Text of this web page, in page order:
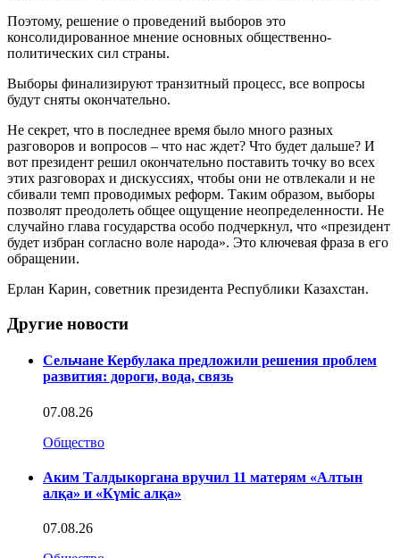
Поэтому, решение о проведений выборов это
консолидированное мнение основных общественно-
политических сил страны.
Выборы финализируют транзитный процесс, все вопросы
будут сняты окончательно.
Не секрет, что в последнее время было много разных
разговоров и вопросов – что нас ждет? Что будет дальше? И
вот президент решил окончательно поставить точку во всех
этих разговорах и дискуссиях, чтобы они не отвлекали и не
сбивали темп проводимых реформ. Таким образом, выборы
позволят преодолеть общее ощущение неопределенности. Не
случайно глава государства особо подчеркнул, что «президент
будет избран согласно воле народа». Это ключевая фраза в его
обращении.
Ерлан Карин, советник президента Республики Казахстан.
Другие новости
Сельчане Кербулака предложили решения проблем
развития: дороги, вода, связь
07.08.26
Общество
Аким Талдыкоргана вручил 11 матерям «Алтын
алқа» и «Күміс алқа»
07.08.26